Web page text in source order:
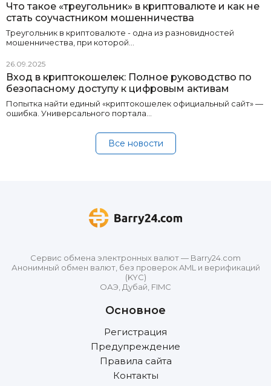
Что такое «треугольник» в криптовалюте и как не
стать соучастником мошенничества
Треугольник в криптовалюте - одна из разновидностей
мошенничества, при которой…
26.09.2025
Вход в криптокошелек: Полное руководство по
безопасному доступу к цифровым активам
Попытка найти единый «криптокошелек официальный сайт» —
ошибка. Универсального портала…
Все новости
Сервис обмена электронных валют — Barry24.com
Анонимный обмен валют, без проверок AML и верификаций
(KYC)
ОАЭ, Дубай, FIMC
Основное
Регистрация
Предупреждение
Правила сайта
Контакты